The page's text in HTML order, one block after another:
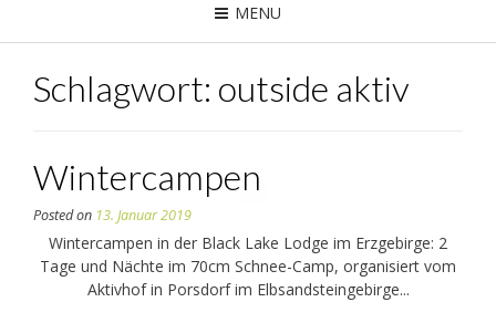
MENU
Schlagwort: outside aktiv
Wintercampen
Posted on 13. Januar 2019
Wintercampen in der Black Lake Lodge im Erzgebirge: 2
Tage und Nächte im 70cm Schnee-Camp, organisiert vom
Aktivhof in Porsdorf im Elbsandsteingebirge...